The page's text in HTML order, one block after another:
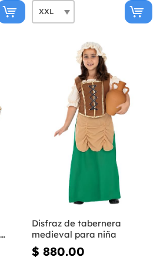
Disfraz de tabernera
medieval para niña
$ 880.00